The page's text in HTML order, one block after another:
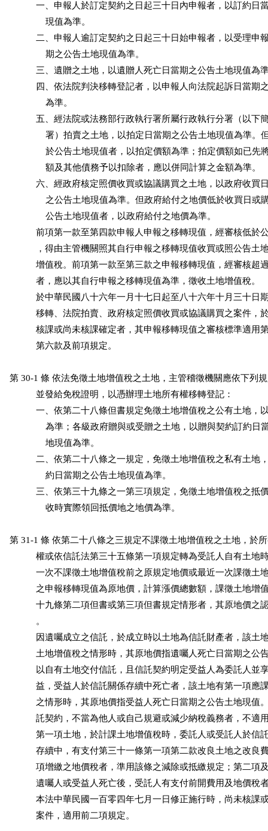
一、申報人於訂定契約之日起三十日內申報者，以訂約日
               現值為準。
二、申報人逾訂定契約之日起三十日始申報者，以受理申
               期之公告土地現值為準。
三、遺贈之土地，以遺贈人死亡日當期之公告土地現值為
四、依法院判決移轉登記者，以申報人向法院起訴日當期
               為準。
五、經法院或法務部行政執行署所屬行政執行分署（以下
署）拍賣之土地，以拍定日當期之公告土地現值為準
於公告土地現值者，以拍定價額為準；拍定價額如已
               額及其他債務予以扣除者，應以併同計算之金額為準。
六、經政府核定照價收買或協議購買之土地，以政府收買
之公告土地現值為準。但政府給付之地價低於收買日
               公告土地現值者，以政府給付之地價為準。
前項第一款至第四款申報人申報之移轉現值，經審核低於
，得由主管機關照其自行申報之移轉現值收買或照公告土
增值稅。前項第一款至第三款之申報移轉現值，經審核超
           者，應以其自行申報之移轉現值為準，徵收土地增值稅。
於中華民國八十六年一月十七日起至八十六年十月三十日
移轉、法院拍賣、政府核定照價收買或協議購買之案件，
核課或尚未核課確定者，其申報移轉現值之審核標準適用
           第六款及前項規定。
第 30-1 條 依法免徵土地增值稅之土地，主管稽徵機關應依下列
           並發給免稅證明，以憑辦理土地所有權移轉登記：
一、依第二十八條但書規定免徵土地增值稅之公有土地，
為準；各級政府贈與或受贈之土地，以贈與契約訂約
               地現值為準。
二、依第二十八條之一規定，免徵土地增值稅之私有土地
               約日當期之公告土地現值為準。
三、依第三十九條之一第三項規定，免徵土地增值稅之抵
               收時實際領回抵價地之地價為準。
第 31-1 條 依第二十八條之三規定不課徵土地增值稅之土地，於
權或依信託法第三十五條第一項規定轉為受託人自有土地
一次不課徵土地增值稅前之原規定地價或最近一次課徵土
之申報移轉現值為原地價，計算漲價總數額，課徵土地增
十九條第二項但書或第三項但書規定情形者，其原地價之
           。
因遺囑成立之信託，於成立時以土地為信託財產者，該土
土地增值稅之情形時，其原地價指遺囑人死亡日當期之公
以自有土地交付信託，且信託契約明定受益人為委託人並
益，受益人於信託關係存續中死亡者，該土地有第一項應
之情形時，其原地價指受益人死亡日當期之公告土地現值
託契約，不當為他人或自己規避或減少納稅義務者，不適
第一項土地，於計課土地增值稅時，委託人或受託人於信
存續中，有支付第三十一條第一項第二款改良土地之改良
項增繳之地價稅者，準用該條之減除或抵繳規定；第二項
遺囑人或受益人死亡後，受託人有支付前開費用及地價稅
本法中華民國一百零四年七月一日修正施行時，尚未核課
           案件，適用前二項規定。